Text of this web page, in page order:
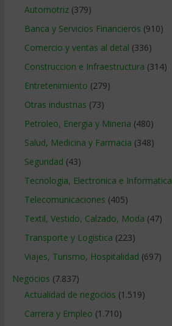
Automotriz(379)
Banca y Servicios Financieros (910)
Comercio y ventas al detal (336)
Construccion e Infraestructura (314)
Entretenimiento (279)
Otras industrias (73)
Petroleo, Energia y Mineria (480)
Salud, Medicina y Farmacia (348)
Seguridad (43)
Tecnologia, Electronica e Informatica
Telecomunicaciones (405)
Textil, Vestido, Calzado, Moda (47)
Transporte y Logistica (223)
Viajes, Turismo, Hospitalidad (697)
Negocios (7.837)
Actualidad de negocios (1.519)
Carrera y Empleo (1.710)